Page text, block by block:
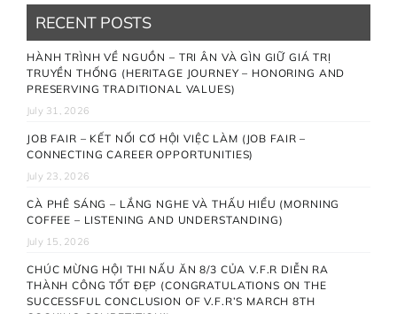
RECENT POSTS
HÀNH TRÌNH VỀ NGUỒN – TRI ÂN VÀ GÌN GIỮ GIÁ TRỊ
TRUYỀN THỐNG (HERITAGE JOURNEY – HONORING AND
PRESERVING TRADITIONAL VALUES)
July 31, 2026
JOB FAIR – KẾT NỐI CƠ HỘI VIỆC LÀM (JOB FAIR –
CONNECTING CAREER OPPORTUNITIES)
July 23, 2026
CÀ PHÊ SÁNG – LẮNG NGHE VÀ THẤU HIỂU (MORNING
COFFEE – LISTENING AND UNDERSTANDING)
July 15, 2026
CHÚC MỪNG HỘI THI NẤU ĂN 8/3 CỦA V.F.R DIỄN RA
THÀNH CÔNG TỐT ĐẸP (CONGRATULATIONS ON THE
SUCCESSFUL CONCLUSION OF V.F.R’S MARCH 8TH